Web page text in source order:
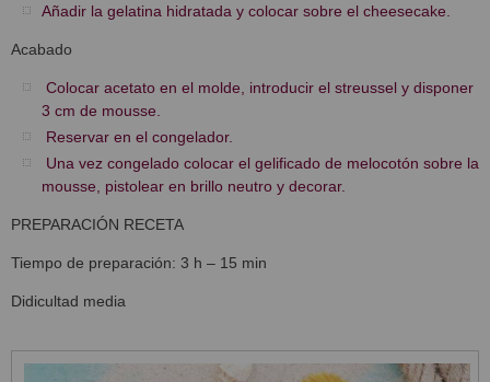
Añadir la gelatina hidratada y colocar sobre el cheesecake.
Acabado
Colocar acetato en el molde, introducir el streussel y disponer
3 cm de mousse.
Reservar en el congelador.
Una vez congelado colocar el gelificado de melocotón sobre la
mousse, pistolear en brillo neutro y decorar.
PREPARACIÓN RECETA
Tiempo de preparación: 3 h – 15 min
Didicultad media